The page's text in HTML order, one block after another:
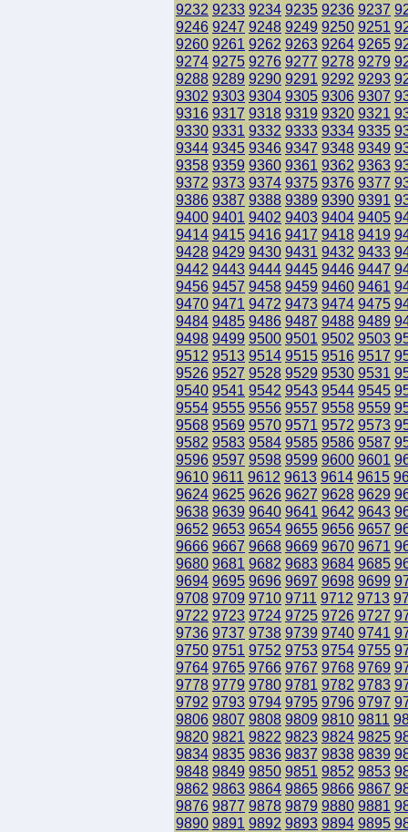
9232 9233 9234 9235 9236 9237
9246 9247 9248 9249 9250 9251
9260 9261 9262 9263 9264 9265
9274 9275 9276 9277 9278 9279
9288 9289 9290 9291 9292 9293
9302 9303 9304 9305 9306 9307
9316 9317 9318 9319 9320 9321
9330 9331 9332 9333 9334 9335
9344 9345 9346 9347 9348 9349
9358 9359 9360 9361 9362 9363
9372 9373 9374 9375 9376 9377
9386 9387 9388 9389 9390 9391
9400 9401 9402 9403 9404 9405
9414 9415 9416 9417 9418 9419
9428 9429 9430 9431 9432 9433
9442 9443 9444 9445 9446 9447
9456 9457 9458 9459 9460 9461
9470 9471 9472 9473 9474 9475
9484 9485 9486 9487 9488 9489
9498 9499 9500 9501 9502 9503
9512 9513 9514 9515 9516 9517
9526 9527 9528 9529 9530 9531
9540 9541 9542 9543 9544 9545
9554 9555 9556 9557 9558 9559
9568 9569 9570 9571 9572 9573
9582 9583 9584 9585 9586 9587
9596 9597 9598 9599 9600 9601
9610 9611 9612 9613 9614 9615
9624 9625 9626 9627 9628 9629
9638 9639 9640 9641 9642 9643
9652 9653 9654 9655 9656 9657
9666 9667 9668 9669 9670 9671
9680 9681 9682 9683 9684 9685
9694 9695 9696 9697 9698 9699
9708 9709 9710 9711 9712 9713
9722 9723 9724 9725 9726 9727
9736 9737 9738 9739 9740 9741
9750 9751 9752 9753 9754 9755
9764 9765 9766 9767 9768 9769
9778 9779 9780 9781 9782 9783
9792 9793 9794 9795 9796 9797
9806 9807 9808 9809 9810 9811
9820 9821 9822 9823 9824 9825
9834 9835 9836 9837 9838 9839
9848 9849 9850 9851 9852 9853
9862 9863 9864 9865 9866 9867
9876 9877 9878 9879 9880 9881
9890 9891 9892 9893 9894 9895